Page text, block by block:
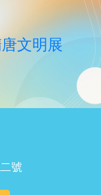
文明展
號